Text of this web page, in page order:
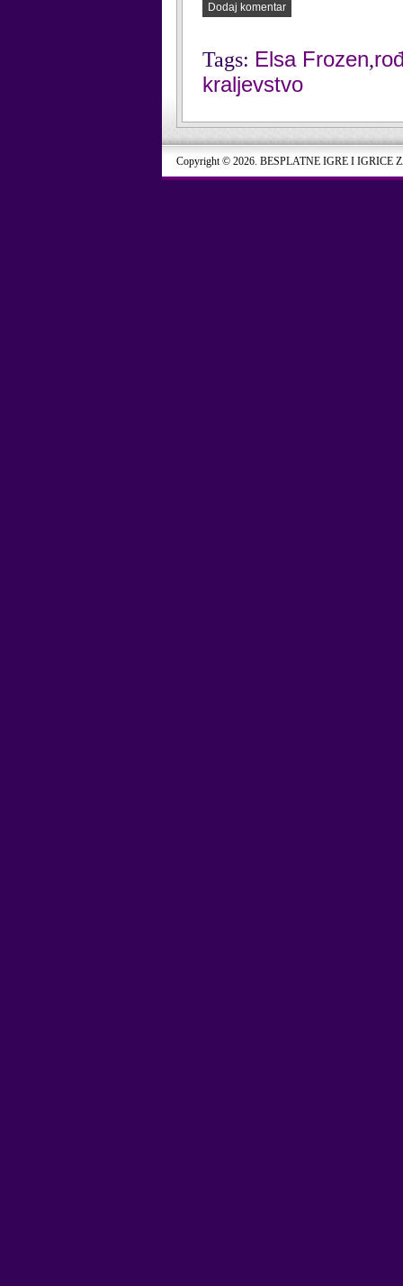
Dodaj komentar
Tags: Elsa Frozen,
kraljevstvo
Copyright © 2026. BESPLATNE IGRE I IGRICE